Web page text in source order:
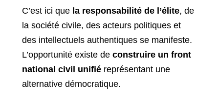
C’est ici que la responsabilité de l’élite, de
la société civile, des acteurs politiques et
des intellectuels authentiques se manifeste.
L’opportunité existe de construire un front
national civil unifiéreprésentant une
alternative démocratique.